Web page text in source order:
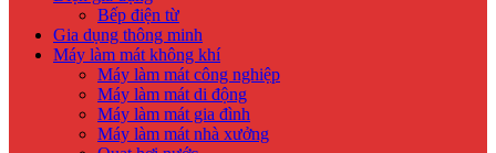
Bếp điện từ
Gia dụng thông minh
Máy làm mát không khí
Máy làm mát công nghiệp
Máy làm mát di động
Máy làm mát gia đình
Máy làm mát nhà xưởng